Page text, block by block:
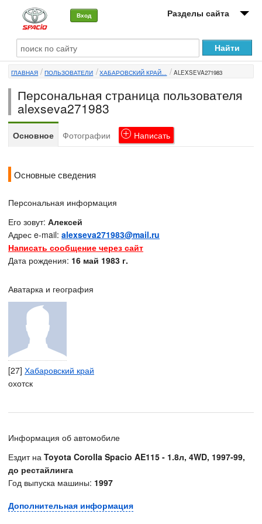
Вход Разделы сайта
О машине
Автоклуб
Форумы
Сервисы и услуги
ГЛАВНАЯ ПОЛЬЗОВАТЕЛИ ХАБАРОВСКИЙ КРАЙ... ALEXSEVA271983
Персональная страница пользователя
alexseva271983
Основное Фотографии Написать
Основные сведения
Персональная информация
Его зовут: Алексей
Адрес e-mail: alexseva271983@mail.ru
Написать сообщение через сайт
Дата рождения: 16 май 1983 г.
Аватарка и география
[27] Хабаровский край
охотск
Информация об автомобиле
Ездит на Toyota Corolla Spacio AE115 - 1.8л, 4WD, 1997-99,
до рестайлинга
Год выпуска машины: 1997
Дополнительная информация